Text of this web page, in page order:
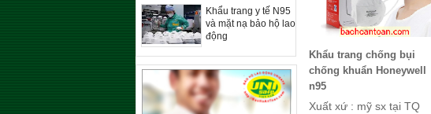
Khẩu trang y tế N95
và mặt nạ bảo hộ lao
động
Khẩu trang chống bụi
chống khuẩn Honeywell
n95
Xuất xứ : mỹ sx tại TQ